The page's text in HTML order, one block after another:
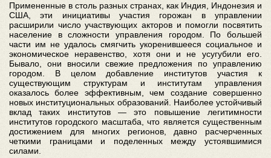
Примененные в столь разных странах, как Индия, Индонезия и
США, эти инициативы участия горожан в управлении
расширили число участвующих акторов и помогли посвятить
население в сложности управления городом. По большей
части им не удалось смягчить укоренившееся социальное и
экономическое неравенство, хотя они и не усугубили его.
Бывало, они вносили свежие предложения по управлению
городом. В целом добавление институтов участия к
существующим структурам и институтам управления
оказалось более эффективным, чем создание совершенно
новых институциональных образований. Наиболее устойчивый
вклад таких институтов — это повышение легитимности
институтов городского масштаба, что является существенным
достижением для многих регионов, давно расчерченных
четкими границами и поделенных между устоявшимися
силами.